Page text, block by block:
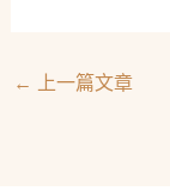
← 上一篇文章